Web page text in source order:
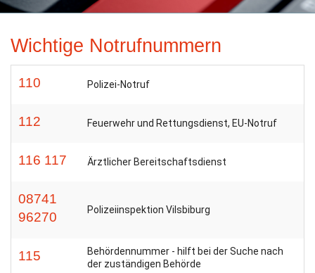
RATHAUS
E-VERWALTUNG
INFORMATION
Wichtige Notrufnummern
110 Polizei-Notruf
112 Feuerwehr und Rettungsdienst, EU-Notruf
116 117 Ärztlicher Bereitschaftsdienst
08741
96270
Polizeiinspektion Vilsbiburg
115
Behördennummer - hilft bei der Suche nach
der zuständigen Behörde